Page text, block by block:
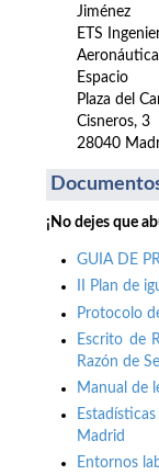
Jiménez
ETS
Espacio
Plaza del
Cisneros, 3
28040
¡No dejes que
GUIA DE
II Plan de
Protocolo
Escrito de
Razón de
Manual de
Madrid
Entornos